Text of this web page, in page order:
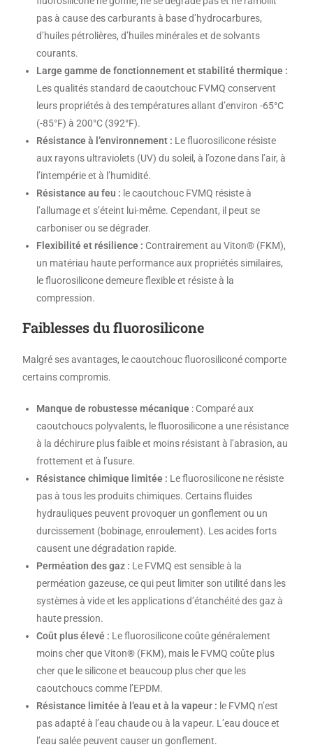
pas à cause des carburants à base d’hydrocarbures,
d’huiles pétrolières, d’huiles minérales et de solvants
courants.
Large gamme de fonctionnement et stabilité thermique :
Les qualités standard de caoutchouc FVMQ conservent
leurs propriétés à des températures allant d’environ -65°C
(-85°F) à 200°C (392°F).
Résistance à l’environnement : Le fluorosilicone résiste
aux rayons ultraviolets (UV) du soleil, à l’ozone dans l’air, à
l’intempérie et à l’humidité.
Résistance au feu : le caoutchouc FVMQ résiste à
l’allumage et s’éteint lui-même. Cependant, il peut se
carboniser ou se dégrader.
Flexibilité et résilience : Contrairement au Viton® (FKM),
un matériau haute performance aux propriétés similaires,
le fluorosilicone demeure flexible et résiste à la
compression.
Faiblesses du fluorosilicone
Malgré ses avantages, le caoutchouc fluorosiliconé comporte
certains compromis.
Manque de robustesse mécanique : Comparé aux
caoutchoucs polyvalents, le fluorosilicone a une résistance
à la déchirure plus faible et moins résistant à l’abrasion, au
frottement et à l’usure.
Résistance chimique limitée : Le fluorosilicone ne résiste
pas à tous les produits chimiques. Certains fluides
hydrauliques peuvent provoquer un gonflement ou un
durcissement (bobinage, enroulement). Les acides forts
causent une dégradation rapide.
Perméation des gaz : Le FVMQ est sensible à la
perméation gazeuse, ce qui peut limiter son utilité dans les
systèmes à vide et les applications d’étanchéité des gaz à
haute pression.
Coût plus élevé : Le fluorosilicone coûte généralement
moins cher que Viton® (FKM), mais le FVMQ coûte plus
cher que le silicone et beaucoup plus cher que les
caoutchoucs comme l’EPDM.
Résistance limitée à l’eau et à la vapeur : le FVMQ n’est
pas adapté à l’eau chaude ou à la vapeur. L’eau douce et
l’eau salée peuvent causer un gonflement.